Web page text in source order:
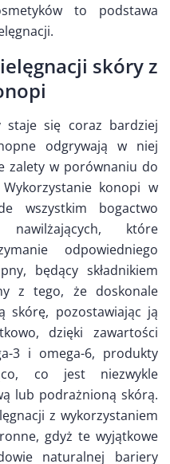
to podstawa
skóry z
staje się coraz bardziej
odgrywają w niej
zalety w porównaniu do
konopi w
wszystkim bogactwo
nawilżających, które
odpowiedniego
będący składnikiem
z tego, że doskonale
skórę, pozostawiając ją
dzięki zawartości
3 i omega-6, produkty
co jest niezwykle
lub podrażnioną skórą.
z wykorzystaniem
gdyż te wyjątkowe
naturalnej bariery